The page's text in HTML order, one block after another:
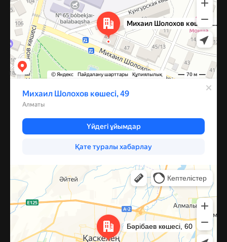
Улица Барибаева, 60 — Яндекс Карты